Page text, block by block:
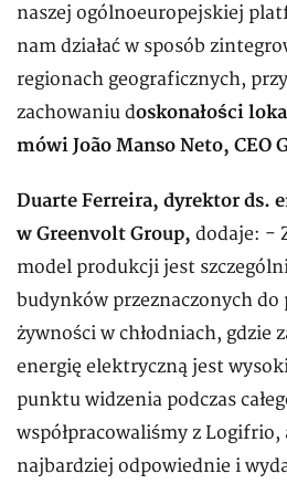
naszej ogólnoeuropejskiej
nam działać w sposób
regionach geograficznych,
zachowaniu doskonałości
mówi João Manso Neto, CEO
Duarte Ferreira, dyrektor ds.
w Greenvolt Group, dodaje: -
model produkcji jest
budynków przeznaczonych do
żywności w chłodniach, gdzie
energię elektryczną jest
punktu widzenia podczas
współpracowaliśmy z Logifrio,
najbardziej odpowiednie i